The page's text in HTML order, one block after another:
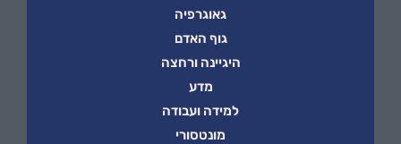
גאוגרפיה
גוף האדם
היגיינה ורחצה
מדע
למידה ועבודה
מונטסורי